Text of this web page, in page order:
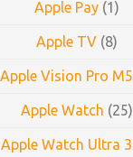
Apple Pay (1)
Apple TV (8)
Apple Vision Pro M5
Apple Watch (25)
Apple Watch Ultra 3